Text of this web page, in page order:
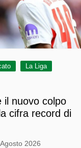
La Liga
il nuovo colpo
cifra record di
2026